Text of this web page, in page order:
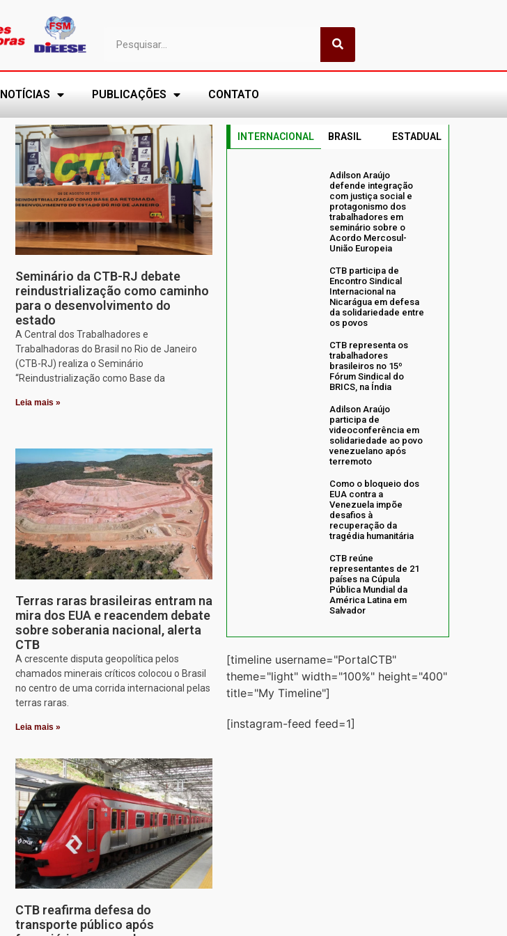
NOTÍCIAS PUBLICAÇÕES CONTATO
Seminário da CTB-RJ debate
reindustrialização como caminho
para o desenvolvimento do
estado
A Central dos Trabalhadores e
Trabalhadoras do Brasil no Rio de Janeiro
(CTB-RJ) realiza o Seminário
“Reindustrialização como Base da
Leia mais »
Terras raras brasileiras entram na
mira dos EUA e reacendem debate
sobre soberania nacional, alerta
CTB
A crescente disputa geopolítica pelos
chamados minerais críticos colocou o Brasil
no centro de uma corrida internacional pelas
terras raras.
Leia mais »
CTB reafirma defesa do
transporte público após
INTERNACIONAL BRASIL ESTADUAL
Adilson Araújo
defende integração
com justiça social e
protagonismo dos
trabalhadores em
seminário sobre o
Acordo Mercosul-
União Europeia
CTB participa de
Encontro Sindical
Internacional na
Nicarágua em defesa
da solidariedade entre
os povos
CTB representa os
trabalhadores
brasileiros no 15º
Fórum Sindical do
BRICS, na Índia
Adilson Araújo
participa de
videoconferência em
solidariedade ao povo
venezuelano após
terremoto
Como o bloqueio dos
EUA contra a
Venezuela impõe
desafios à
recuperação da
tragédia humanitária
CTB reúne
representantes de 21
países na Cúpula
Pública Mundial da
América Latina em
Salvador
[timeline username="PortalCTB"
theme="light" width="100%" height="400"
title="My Timeline"]
[instagram-feed feed=1]